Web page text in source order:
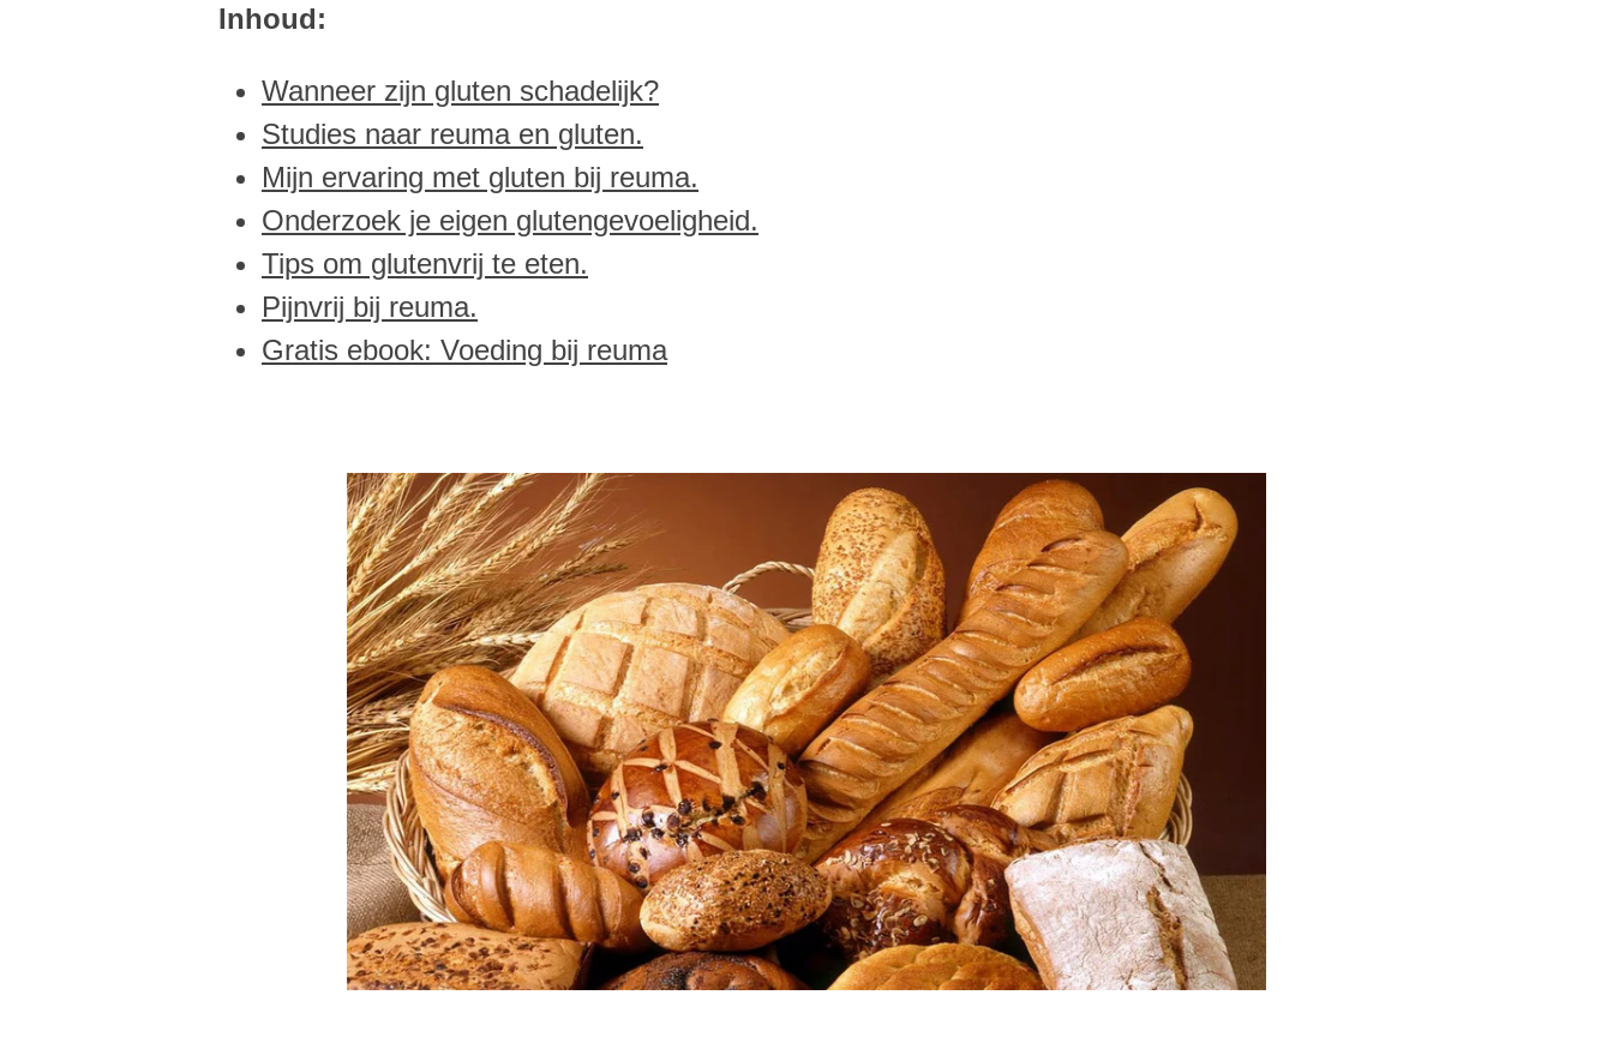
Inhoud:
Wanneer zijn gluten schadelijk?
Studies naar reuma en gluten.
Mijn ervaring met gluten bij reuma.
Onderzoek je eigen glutengevoeligheid.
Tips om glutenvrij te eten.
Pijnvrij bij reuma.
Gratis ebook: Voeding bij reuma